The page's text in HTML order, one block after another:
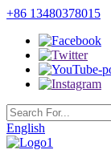
+86 13480378015
English